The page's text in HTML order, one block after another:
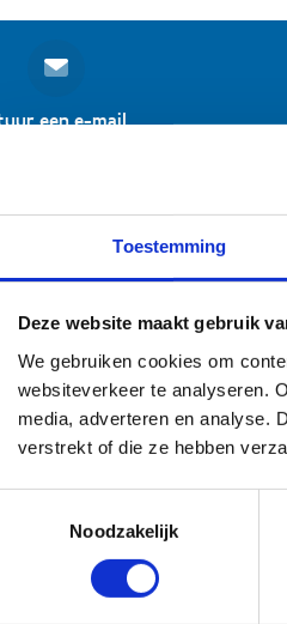
Toestemming
Deze website maakt gebruik
We gebruiken cookies om
websiteverkeer te analyseren.
media, adverteren en analyse.
verstrekt of die ze hebben
Noodzakelijk
een e-mail
domein jouw vraag